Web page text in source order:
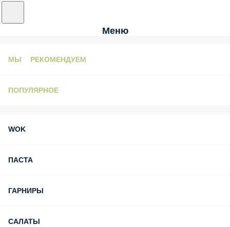
Меню
МЫ РЕКОМЕНДУЕМ
ПОПУЛЯРНОЕ
WOK
ПАСТА
ГАРНИРЫ
САЛАТЫ